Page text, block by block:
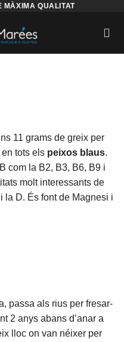
MÀXIMA QUALITAT
passa als rius per fresar-
2 anys abans d’anar a
lloc on van néixer per
11 grams de greix per
tots els peixos blaus.
com la B2, B3, B6, B9 i
molt interessants de
la D. És font de Magnesi i